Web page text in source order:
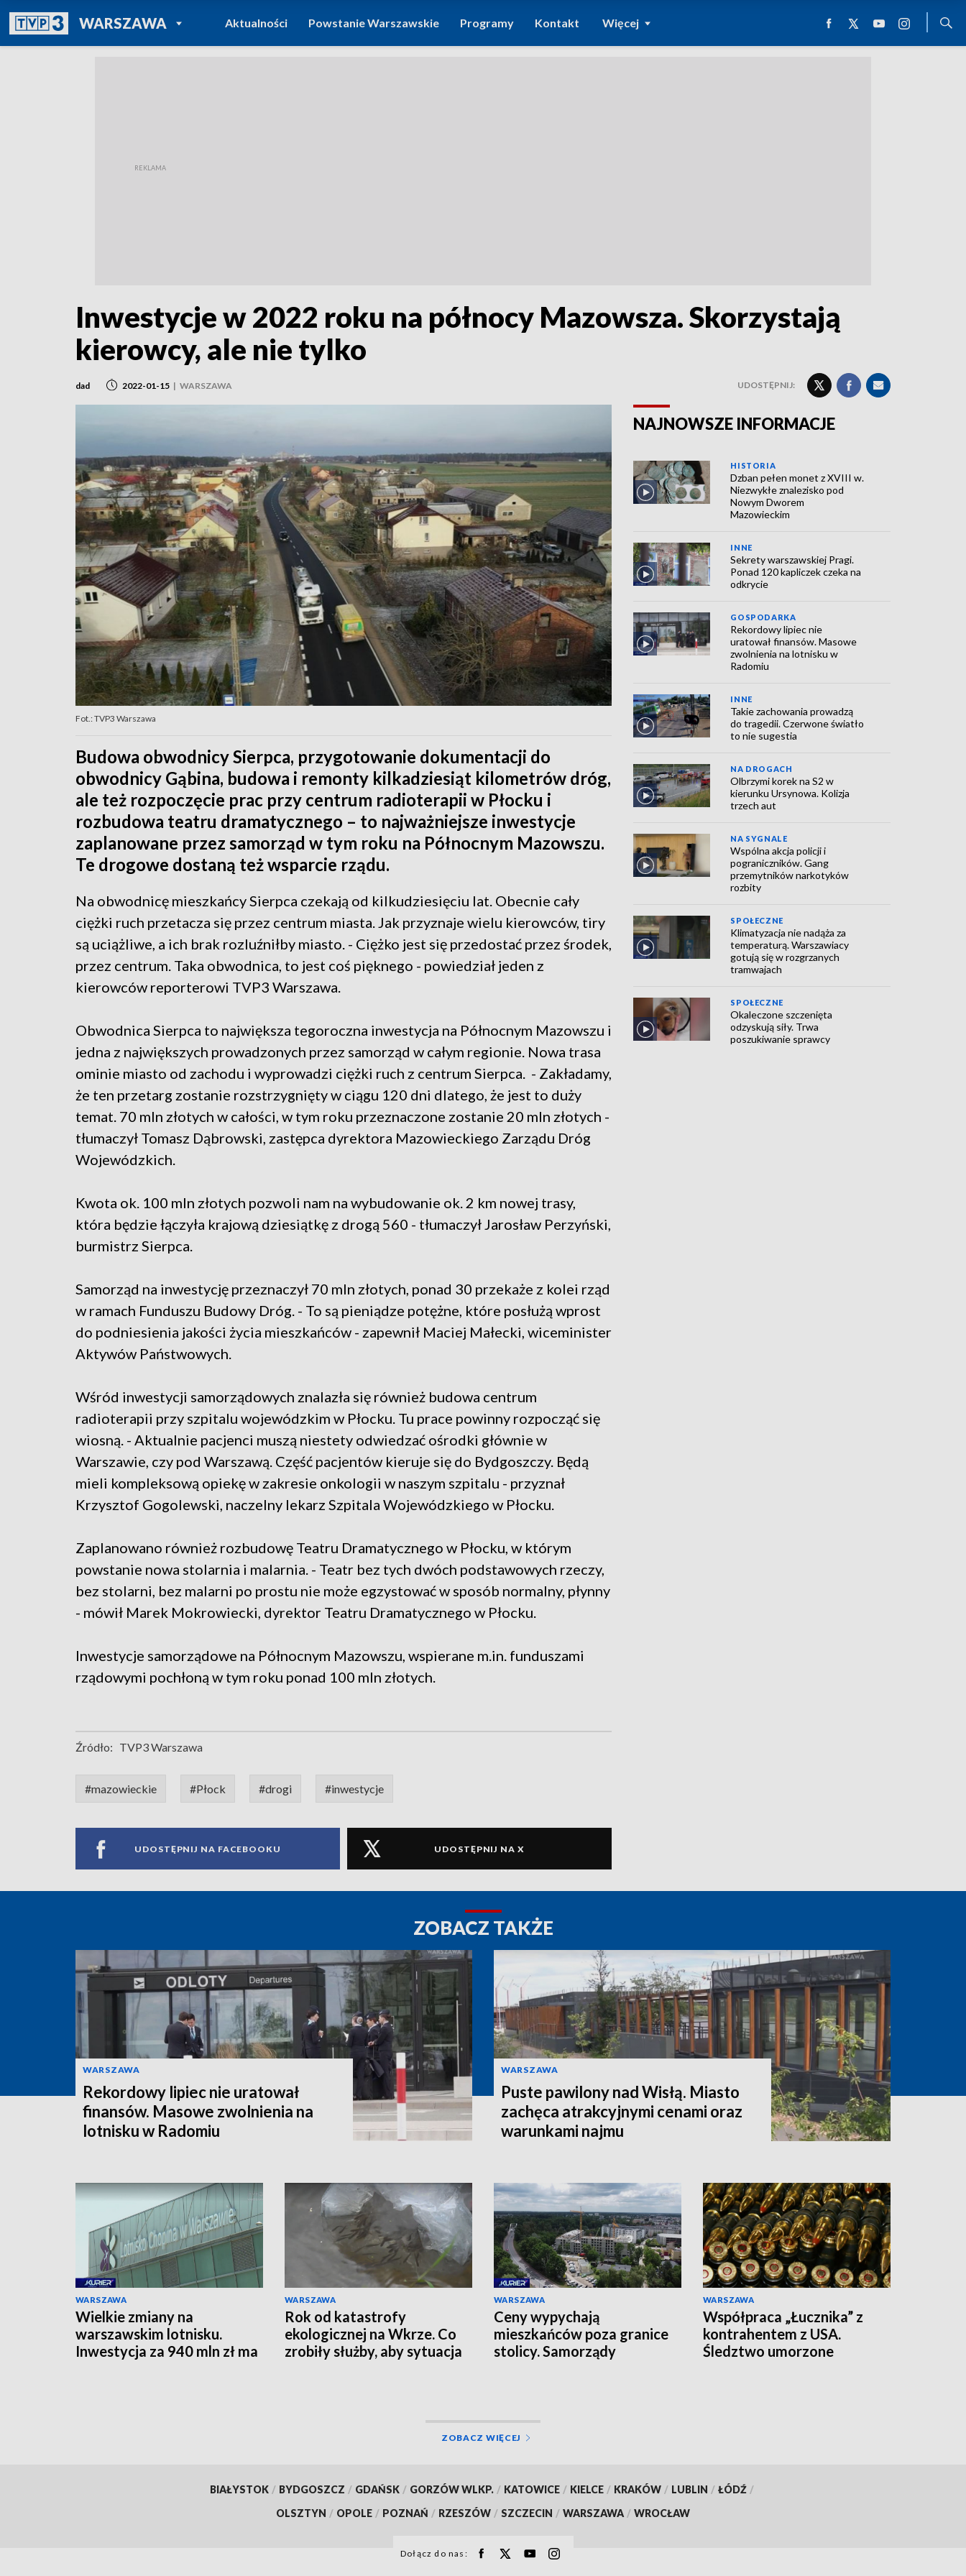
WARSZAWAPOWRÓT DO
TVP REGIONY
Aktualności Powstanie Warszawskie Programy Kontakt Więcej
Inwestycje w 2022 roku na północy Mazowsza. Skorzystają
kierowcy, ale nie tylko
dad 2022-01-15 | WARSZAWA UDOSTĘPNIJ:
Fot.: TVP3 Warszawa
Budowa obwodnicy Sierpca, przygotowanie dokumentacji do
obwodnicy Gąbina, budowa i remonty kilkadziesiąt kilometrów dróg,
ale też rozpoczęcie prac przy centrum radioterapii w Płocku i
rozbudowa teatru dramatycznego – to najważniejsze inwestycje
zaplanowane przez samorząd w tym roku na Północnym Mazowszu.
Te drogowe dostaną też wsparcie rządu.
Na obwodnicę mieszkańcy Sierpca czekają od kilkudziesięciu lat. Obecnie cały
ciężki ruch przetacza się przez centrum miasta. Jak przyznaje wielu kierowców, tiry
są uciążliwe, a ich brak rozluźniłby miasto. - Ciężko jest się przedostać przez środek,
przez centrum. Taka obwodnica, to jest coś pięknego - powiedział jeden z
kierowców reporterowi TVP3 Warszawa.
Obwodnica Sierpca to największa tegoroczna inwestycja na Północnym Mazowszu i
jedna z największych prowadzonych przez samorząd w całym regionie. Nowa trasa
ominie miasto od zachodu i wyprowadzi ciężki ruch z centrum Sierpca. - Zakładamy,
że ten przetarg zostanie rozstrzygnięty w ciągu 120 dni dlatego, że jest to duży
temat. 70 mln złotych w całości, w tym roku przeznaczone zostanie 20 mln złotych -
tłumaczył Tomasz Dąbrowski, zastępca dyrektora Mazowieckiego Zarządu Dróg
Wojewódzkich.
Kwota ok. 100 mln złotych pozwoli nam na wybudowanie ok. 2 km nowej trasy,
która będzie łączyła krajową dziesiątkę z drogą 560 - tłumaczył Jarosław Perzyński,
burmistrz Sierpca.
Samorząd na inwestycję przeznaczył 70 mln złotych, ponad 30 przekaże z kolei rząd
w ramach Funduszu Budowy Dróg. - To są pieniądze potężne, które posłużą wprost
do podniesienia jakości życia mieszkańców - zapewnił Maciej Małecki, wiceminister
Aktywów Państwowych.
Wśród inwestycji samorządowych znalazła się również budowa centrum
radioterapii przy szpitalu wojewódzkim w Płocku. Tu prace powinny rozpocząć się
wiosną. - Aktualnie pacjenci muszą niestety odwiedzać ośrodki głównie w
Warszawie, czy pod Warszawą. Część pacjentów kieruje się do Bydgoszczy. Będą
mieli kompleksową opiekę w zakresie onkologii w naszym szpitalu - przyznał
Krzysztof Gogolewski, naczelny lekarz Szpitala Wojewódzkiego w Płocku.
Zaplanowano również rozbudowę Teatru Dramatycznego w Płocku, w którym
powstanie nowa stolarnia i malarnia. - Teatr bez tych dwóch podstawowych rzeczy,
bez stolarni, bez malarni po prostu nie może egzystować w sposób normalny, płynny
- mówił Marek Mokrowiecki, dyrektor Teatru Dramatycznego w Płocku.
Inwestycje samorządowe na Północnym Mazowszu, wspierane m.in. funduszami
rządowymi pochłoną w tym roku ponad 100 mln złotych.
Źródło: TVP3 Warszawa
#mazowieckie #Płock #drogi #inwestycje
UDOSTĘPNIJ NA FACEBOOKU UDOSTĘPNIJ NA X
NAJNOWSZE INFORMACJE
HISTORIA
Dzban pełen monet z XVIII w.
Niezwykłe znalezisko pod
Nowym Dworem
Mazowieckim
INNE
Sekrety warszawskiej Pragi.
Ponad 120 kapliczek czeka na
odkrycie
GOSPODARKA
Rekordowy lipiec nie
uratował finansów. Masowe
zwolnienia na lotnisku w
Radomiu
INNE
Takie zachowania prowadzą
do tragedii. Czerwone światło
to nie sugestia
NA DROGACH
Olbrzymi korek na S2 w
kierunku Ursynowa. Kolizja
trzech aut
NA SYGNALE
Wspólna akcja policji i
pograniczników. Gang
przemytników narkotyków
rozbity
SPOŁECZNE
Klimatyzacja nie nadąża za
temperaturą. Warszawiacy
gotują się w rozgrzanych
tramwajach
SPOŁECZNE
Okaleczone szczenięta
odzyskują siły. Trwa
poszukiwanie sprawcy
ZOBACZ TAKŻE
WARSZAWA
Rekordowy lipiec nie uratował
finansów. Masowe zwolnienia na
lotnisku w Radomiu
WARSZAWA
Puste pawilony nad Wisłą. Miasto
zachęca atrakcyjnymi cenami oraz
warunkami najmu
WARSZAWA
Wielkie zmiany na
warszawskim lotnisku.
Inwestycja za 940 mln zł ma
WARSZAWA
Rok od katastrofy
ekologicznej na Wkrze. Co
zrobiły służby, aby sytuacja
WARSZAWA
Ceny wypychają
mieszkańców poza granice
stolicy. Samorządy
WARSZAWA
Współpraca „Łucznika” z
kontrahentem z USA.
Śledztwo umorzone
ZOBACZ WIĘCEJ
BIAŁYSTOK / BYDGOSZCZ / GDAŃSK / GORZÓW WLKP. / KATOWICE / KIELCE / KRAKÓW / LUBLIN / ŁÓDŹ /
OLSZTYN / OPOLE / POZNAŃ / RZESZÓW / SZCZECIN / WARSZAWA / WROCŁAW
Dołącz do nas: